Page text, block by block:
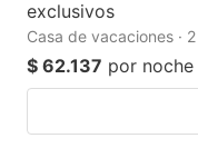
exclusivos
Casa de vacaciones ·
$ 62.137 por noche